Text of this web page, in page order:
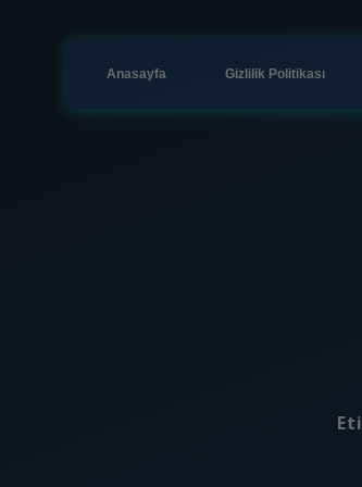
Anasayfa Gizlilik Politikası